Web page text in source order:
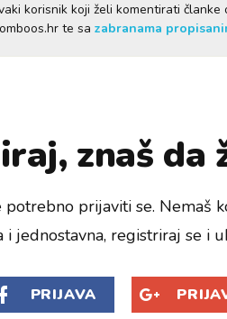
korisnik koji želi komentirati
te sa zabranama
znaš da
prijaviti se. Nemaš
i jednostavna, registriraj se i
PRIJAVA